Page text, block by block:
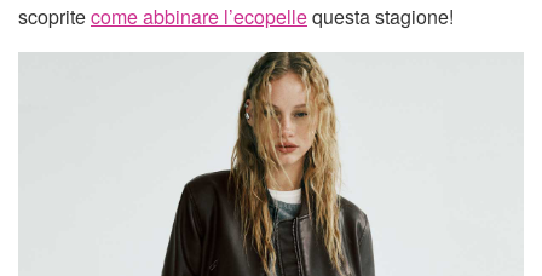
scopritecome abbinare l’ecopellequesta stagione!